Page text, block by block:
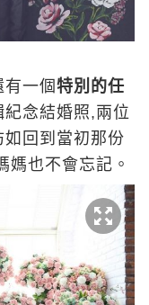
一個特別的任
念結婚照,兩位
回到當初那份
媽也不會忘記。